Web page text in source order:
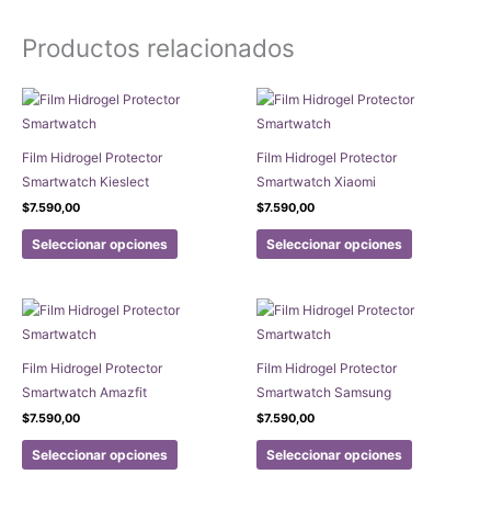
Productos relacionados
Film Hidrogel Protector
Smartwatch Kieslect
$7.590,00
Seleccionar opciones
Este
producto
múltiples
Film Hidrogel Protector
Smartwatch Xiaomi
$7.590,00
Seleccionar opciones
Este
producto
múltiples
Film Hidrogel Protector
Smartwatch Amazfit
$7.590,00
Seleccionar opciones
Este
producto
Film Hidrogel Protector
Smartwatch Samsung
$7.590,00
Seleccionar opciones
Este
producto